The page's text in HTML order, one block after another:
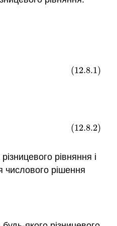
метод
непрямий(12.8.1)
(12.8.2)
різницевого рівняння і
числового рішення